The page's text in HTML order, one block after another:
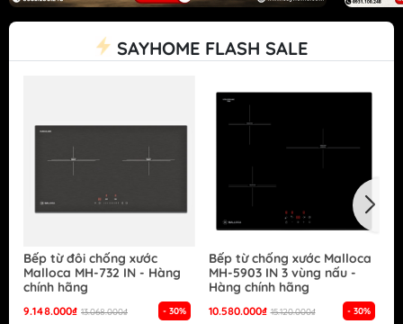
SAYHOME FLASH SALE
- 30%
Bếp từ đôi chống xước
Malloca MH-732 IN - Hàng
chính hãng
9.148.000₫ 13.068.000₫ - 30%
Bếp từ chống xước Malloca
MH-5903 IN 3 vùng nấu -
Hàng chính hãng
10.580.000₫ 15.120.000₫